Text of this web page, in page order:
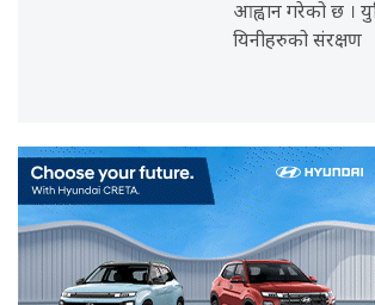
आह्वान गरेको छ ।
यिनीहरुको संरक्षण